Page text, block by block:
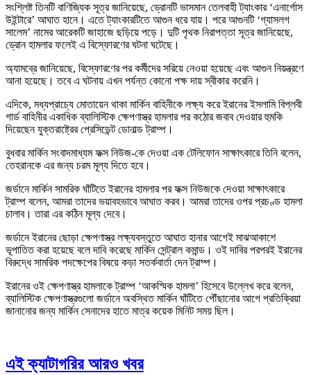
সংশ্লিষ্ট তিনটি বাণিজ্যিক সূত্র জানিয়েছে, ড্রোনটি ভাসমান তেলবাহী ট্যাংকার ‘এনার্গোস
উইন্টারে’ আঘাত হানে। এতে ট্যাংকারটিতে আগুন ধরে যায়। পরে আগুনটি ‘গ্যাসলগ
সালেম’ নামের আরেকটি জাহাজে ছড়িয়ে পড়ে। দুটি পৃথক নিরাপত্তা সূত্র জানিয়েছে,
ড্রোন হামলার ফলেই এ বিস্ফোরণের ঘটনা ঘটেছে।
অ্যামব্রে জানিয়েছে, বিস্ফোরণের পর কর্মীদের সরিয়ে নেওয়া হয়েছে এবং আগুন নিয়ন্ত্রণে
আনা হয়েছে। তবে এ ঘটনায় এখন পর্যন্ত কোনো পক্ষ দায় স্বীকার করেনি।
এদিকে, মধ্যপ্রাচ্যে মোতায়েন থাকা মার্কিন বাহিনীকে লক্ষ্য করে ইরানের ইসলামি বিপ্লবী
গার্ড বাহিনীর একাধিক ব্যালিস্টিক ক্ষেপণাস্ত্র হামলার পর কঠোর জবাব দেওয়ার হুমকি
দিয়েছেন যুক্তরাষ্ট্রের প্রেসিডেন্ট ডোনাল্ড ট্রাম্প।
বুধবার মার্কিন সংবাদমাধ্যম ফক্স নিউজ-কে দেওয়া এক টেলিফোন সাক্ষাৎকারে তিনি বলেন,
তেহরানকে এর জন্য চরম মূল্য দিতে হবে।
জর্ডানে মার্কিন সামরিক ঘাঁটিতে ইরানের হামলার পর ফক্স নিউজকে দেওয়া সাক্ষাৎকারে
ট্রাম্প বলেন, আমরা তাদের ভয়াবহভাবে আঘাত করব। আমরা তাদের ওপর প্রচণ্ড হামলা
চালাব। তারা এর কঠিন মূল্য দেবে।
জর্ডানে ইরানের ছোড়া ক্ষেপণাস্ত্র লক্ষ্যবস্তুতে আঘাত হানার আগেই মাঝআকাশে
ভূপাতিত করা হয়েছে বলে দাবি করেছে মার্কিন সেন্ট্রাল কমান্ড। ওই দাবির পরপরই ইরানের
বিরুদ্ধে সামরিক পদক্ষেপের বিষয়ে কড়া সতর্কবার্তা দেন ট্রাম্প।
ইরানের ওই ক্ষেপণাস্ত্র হামলাকে ট্রাম্প ‘আকস্মিক হামলা’ হিসেবে উল্লেখ করে বলেন,
ব্যালিস্টিক ক্ষেপণাস্ত্রগুলো জর্ডানে অবস্থিত মার্কিন ঘাঁটিতে পৌঁছানোর আগে প্রতিক্রিয়া
জানানোর জন্য মার্কিন সেনাদের হাতে মাত্র কয়েক মিনিট সময় ছিল।
এই ক্যাটাগরির আরও খবর